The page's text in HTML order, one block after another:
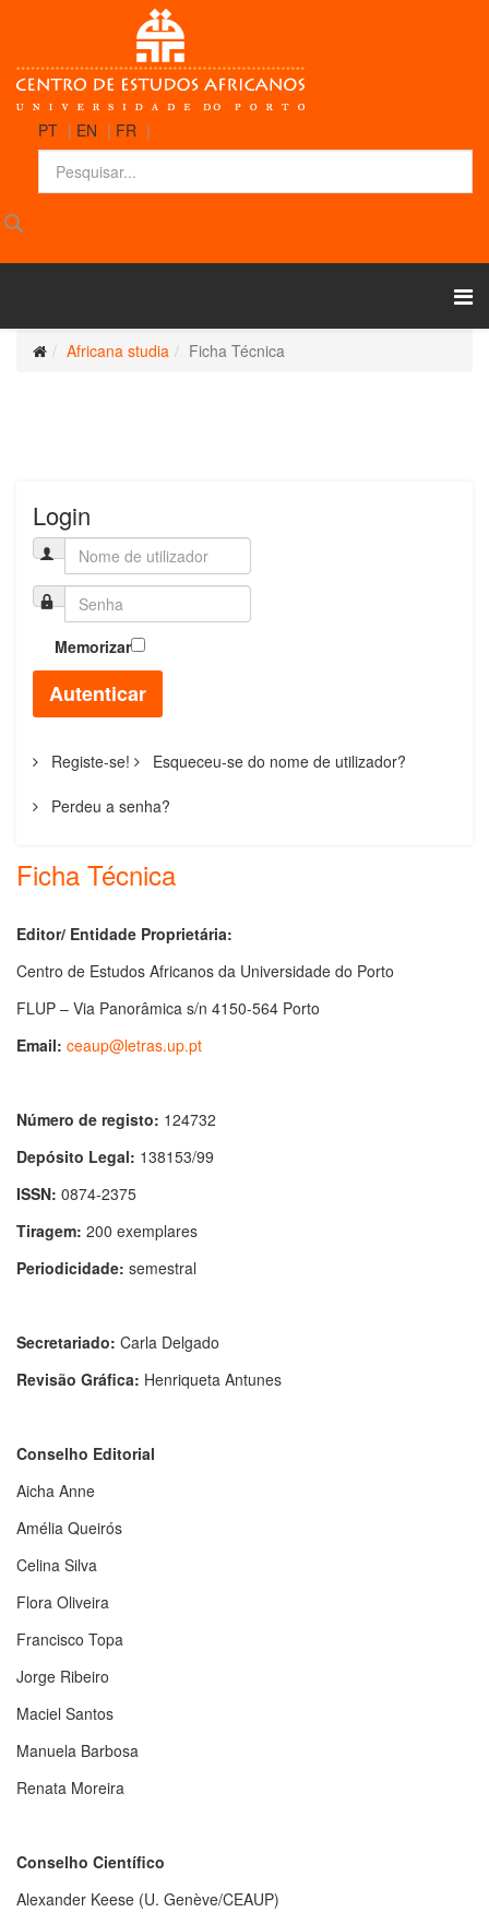
PT | EN | FR |
Africana studia Ficha Técnica
Login
Memorizar
Autenticar
Registe-se! Esqueceu-se do nome de utilizador?
Perdeu a senha?
Ficha Técnica
Editor/ Entidade Proprietária:
Centro de Estudos Africanos da Universidade do Porto
FLUP – Via Panorâmica s/n 4150-564 Porto
Email: ceaup@letras.up.pt
Número de registo: 124732
Depósito Legal: 138153/99
ISSN: 0874-2375
Tiragem: 200 exemplares
Periodicidade: semestral
Secretariado: Carla Delgado
Revisão Gráfica: Henriqueta Antunes
Conselho Editorial
Aicha Anne
Amélia Queirós
Celina Silva
Flora Oliveira
Francisco Topa
Jorge Ribeiro
Maciel Santos
Manuela Barbosa
Renata Moreira
Conselho Científico
Alexander Keese (U. Genève/CEAUP)